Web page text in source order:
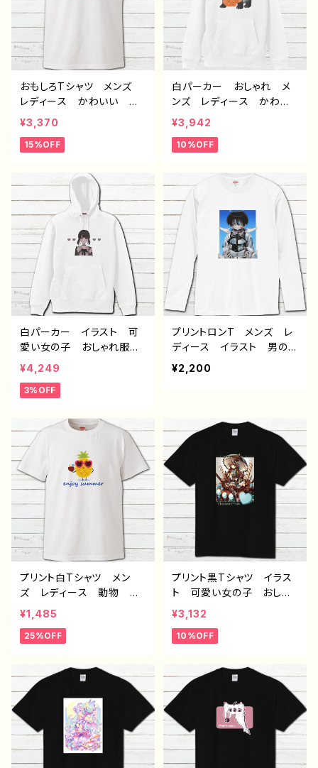
ン グッズ タイトル：ハム
スター 作：風邪早僕（ぼ
ル デザイン グッズ タイ
トル：病弱天使蹴球部 作：
風邪早僕（ぼく）
おもしろTシャツ メンズ
レディース かわいい 面
白Tシャツ ハリネズミ 動
物 イラスト おすすめ
個性的 イラストレータ
デザイン コラボ ネタTシ
ャツ オリジナル デザイ
ン グッズ タイトル：林檎
とハリネズミTシャツ 作：H
anami B-2
¥3,370
15%OFF
白パーカー おしゃれ メ
ンズ レディース かわい
い おもしろパーカー パ
ンダ 動物 ゆるかわ イ
ラスト おすすめ 個性
るい ネタ系 人気 イラ
ストレーター クリエイタ
ー 絵師 オリジナル デ
ザイン グッズ 悪いことを
言うパンダ タイトル：たい
やき悪パンダ 作：こさつ
ね G-6
¥3,942
10%OFF
白パーカー イラスト 可
愛い女の子 おしゃれ服
病みかわいい メンヘラ
ヤンデレ 指ハート メン
ズ レディース おすす
トカット おさげ 人気 イ
ラストレーター 絵師 ク
リエイター オリジナル デ
ザイン グッズ タイトル：
つるせpattern38 作：つる
¥4,249
3%OFF
プリントロンT メンズ レ
ディース イラスト 男の
子 イケメン ショタ サッ
カー 少年 かわいい か
イラストレーター 絵師
オリジナル デザイン グッ
ズ 白 長袖Tシャツ ロ
ングTシャツ タイトル：病
弱天使蹴球部 作：風邪早
¥2,200
プリント白Tシャツ メン
ズ レディース 動物 か
わいい おしゃれ 人気
個性的 おすすめ 半袖シ
ャツ デザイン コラボ
デザイン グッズ H-7
¥1,485
25%OFF
プリント黒Tシャツ イラス
ト 可愛い女の子 おしゃ
れ服 チョコミント スイー
ツ 少女 ゴスロリ クラ
ロリ かわいい kawaii
め 個性的 人気 イラス
トレーター クリエイター
絵師 オリジナル デザイ
ン グッズ 白 半袖シャ
ツ デザイン コラボ タ
¥3,132
10%OFF